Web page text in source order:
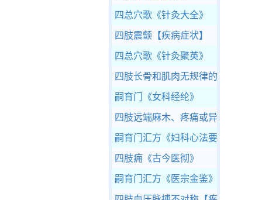
四总穴歌 《针灸大全》
四肢震颤 【疾病症状】
四总穴歌 《针灸聚英》
四肢长骨和肌肉无规律的酸痛
嗣育门 《女科经纶》
四肢远端麻木、疼痛或异样感觉
嗣育门汇方 《妇科心法要诀》
四肢痈 《古今医彻》
嗣育门汇方 《医宗金鉴》